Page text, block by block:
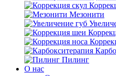
Мезонити
Пилинг
O нас